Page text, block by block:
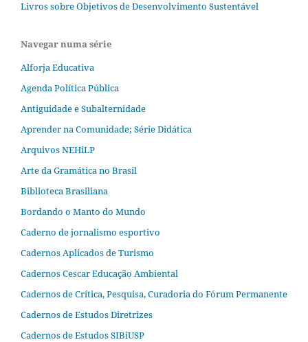
Livros sobre Objetivos de Desenvolvimento Sustentável
Navegar numa série
Alforja Educativa
Agenda Política Pública
Antiguidade e Subalternidade
Aprender na Comunidade; Série Didática
Arquivos NEHiLP
Arte da Gramática no Brasil
Biblioteca Brasiliana
Bordando o Manto do Mundo
Caderno de jornalismo esportivo
Cadernos Aplicados de Turismo
Cadernos Cescar Educação Ambiental
Cadernos de Crítica, Pesquisa, Curadoria do Fórum Permanente
Cadernos de Estudos Diretrizes
Cadernos de Estudos SIBiUSP